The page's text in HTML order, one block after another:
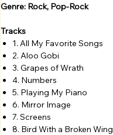
Genre: Rock, Pop-Rock
Tracks
1. All My Favorite Songs
2. Aloo Gobi
3. Grapes of Wrath
4. Numbers
5. Playing My Piano
6. Mirror Image
7. Screens
8. Bird With a Broken Wing